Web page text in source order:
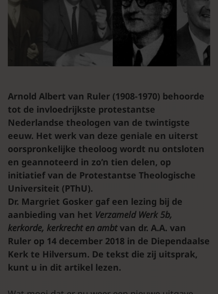
Arnold Albert van Ruler (1908-1970) behoorde
tot de invloedrijkste protestantse
Nederlandse theologen van de twintigste
eeuw. Het werk van deze geniale en uiterst
oorspronkelijke theoloog wordt nu ontsloten
en geannoteerd in zo’n tien delen, op
initiatief van de Protestantse Theologische
Universiteit (PThU).
Dr. Margriet Gosker gaf een lezing bij de
aanbieding van het Verzameld Werk 5b,
kerkorde, kerkrecht en ambtvan dr. A.A. van
Ruler op 14 december 2018 in de Diependaalse
Kerk te Hilversum. De tekst die zij uitsprak,
kunt u in dit artikel lezen.